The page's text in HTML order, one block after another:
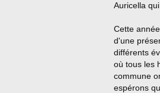
Auricella
Cette
d'une
différents
où tous les
commune
espérons